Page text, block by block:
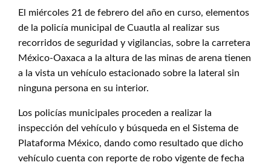
El miércoles 21 de febrero del año en curso, elementos
de la policía municipal de Cuautla al realizar sus
recorridos de seguridad y vigilancias, sobre la carretera
México-Oaxaca a la altura de las minas de arena tienen
a la vista un vehículo estacionado sobre la lateral sin
ninguna persona en su interior.
Los policías municipales proceden a realizar la
inspección del vehículo y búsqueda en el Sistema de
Plataforma México, dando como resultado que dicho
vehículo cuenta con reporte de robo vigente de fecha